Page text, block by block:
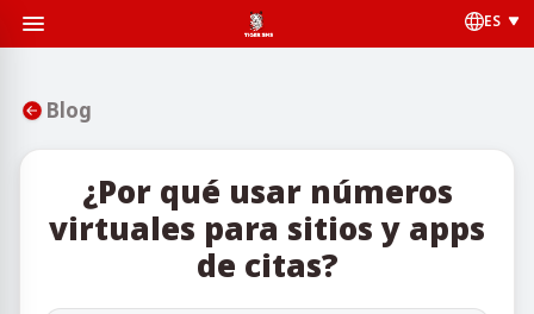
ES
Blog
¿Por qué usar números
virtuales para sitios y apps
de citas?